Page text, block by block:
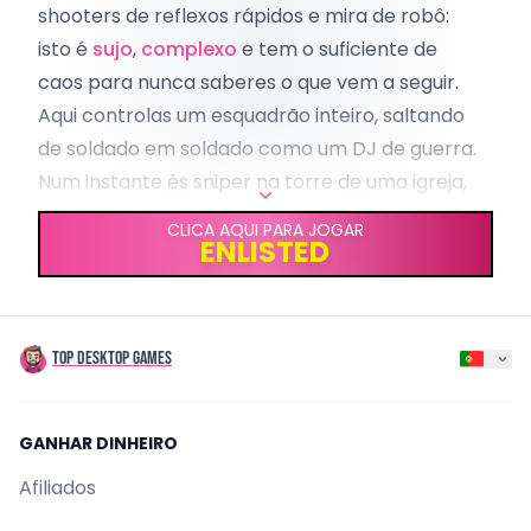
Adventure
shooters de reflexos rápidos e mira de robô:
isto é sujo, complexo e tem o suficiente de
caos para nunca saberes o que vem a seguir.
Aqui controlas um esquadrão inteiro, saltando
de soldado em soldado como um DJ de guerra.
Num instante és sniper na torre de uma igreja,
de repente estás a correr por uma trincheira
com um lança-chamas em punho.
Se sempre sonhaste sentir o ‘peso’ da Segunda
Guerra Mundial sem passares metade do
tempo a olhar para folhas de excel com
estatísticas, prepara-te:
PRIMEIROS DEZ MINUTOS: CONFUSÃO À
ANTIGA
CLICA AQUI PARA JOGAR
ENLISTED
TOP DESKTOP GAMES
GANHAR DINHEIRO
Afiliados